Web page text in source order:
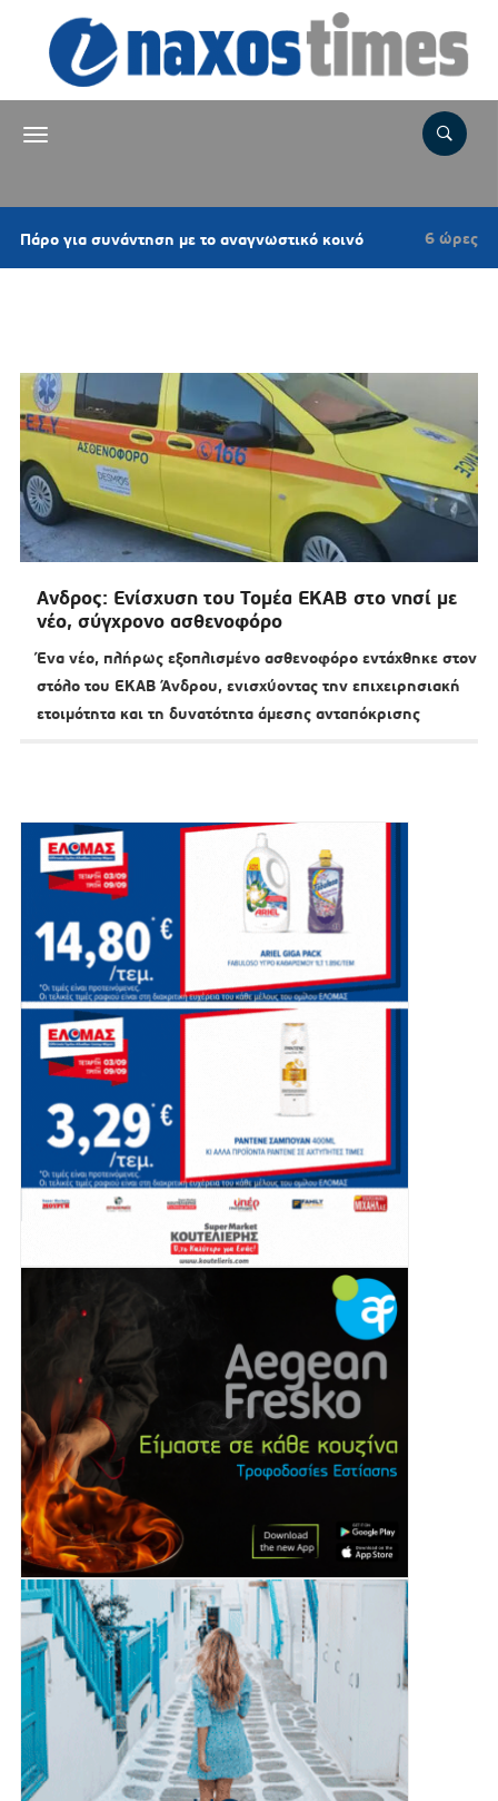
συνάντηση με το αναγνωστικό κοινό 6 ώρες πριν
Ανδρος: Ενίσχυση του Τομέα ΕΚΑΒ στο νησί με
νέο, σύγχρονο ασθενοφόρο
Ένα νέο, πλήρως εξοπλισμένο ασθενοφόρο εντάχθηκε στον
στόλο του ΕΚΑΒ Άνδρου, ενισχύοντας την επιχειρησιακή
ετοιμότητα και τη δυνατότητα άμεσης ανταπόκρισης